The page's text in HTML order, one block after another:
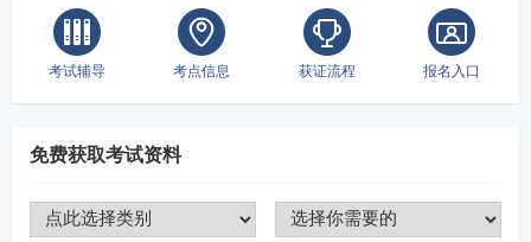
考试辅导 考点信息 获证流程 报名入口
免费获取考试资料